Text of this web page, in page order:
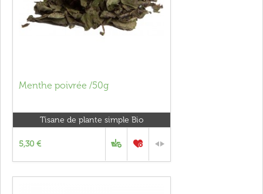
Menthe poivrée /50g
Tisane de plante simple Bio
5,30 €